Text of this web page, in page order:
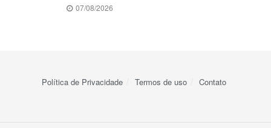
07/08/2026
Política de Privacidade Termos de uso Contato